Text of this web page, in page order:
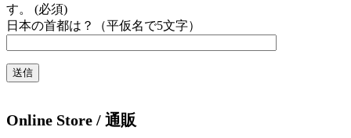
す。 (必須)
日本の首都は？（平仮名で5文字）
Online Store / 通販